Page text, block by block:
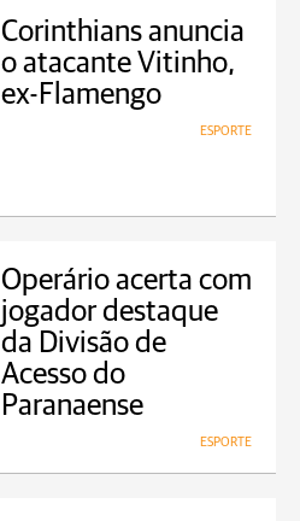
Corinthians anuncia
o atacante Vitinho,
ex-Flamengo
ESPORTE
Operário acerta com
jogador destaque
da Divisão de
Acesso do
Paranaense
ESPORTE